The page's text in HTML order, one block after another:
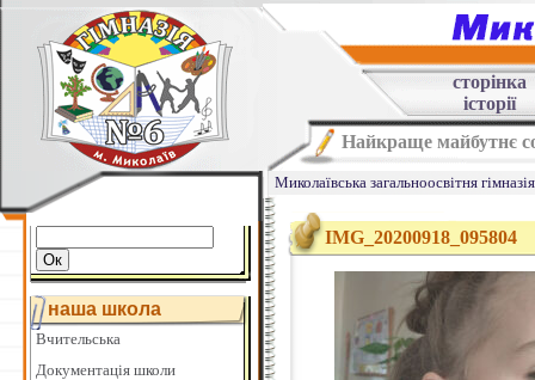
сторінка
історії
Найкраще майбутнє
наша школа
Вчительська
Документація школи
Миколаївська загальноосвітня
IMG_20200918_095804